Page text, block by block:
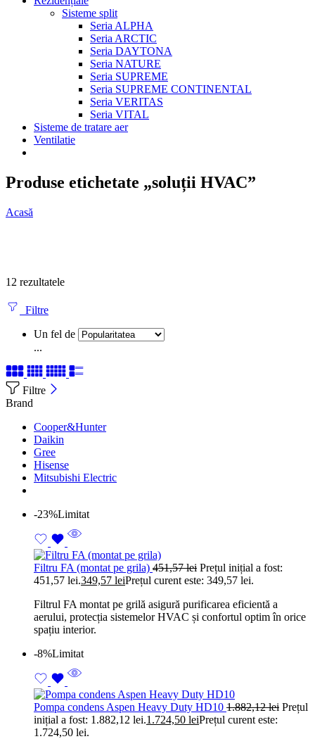
Sisteme split
Seria ALPHA
Seria ARCTIC
Seria DAYTONA
Seria NATURE
Seria SUPREME
Seria SUPREME CONTINENTAL
Seria VERITAS
Seria VITAL
Sisteme de tratare aer
Ventilatie
Produse etichetate „soluții HVAC”
Acasă
12 rezultatele
Filtre
Un fel de
...
Filtre
Brand
Cooper&Hunter
Daikin
Gree
Hisense
Mitsubishi Electric
-23%Limitat
Filtru FA (montat pe grila) 451,57lei Prețul inițial a fost:
451,57 lei.349,57 leiPrețul curent este: 349,57 lei.
Filtrul FA montat pe grilă asigură purificarea eficientă a
aerului, protecția sistemelor HVAC și confortul optim în orice
spațiu interior.
-8%Limitat
Pompa condens Aspen Heavy Duty HD10 1.882,12lei Prețul
inițial a fost: 1.882,12 lei.1.724,50 leiPrețul curent este:
1.724,50 lei.